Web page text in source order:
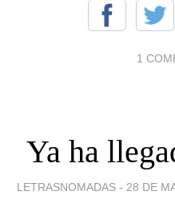
1
Ya ha
LETRASNOMADAS - 28 DE